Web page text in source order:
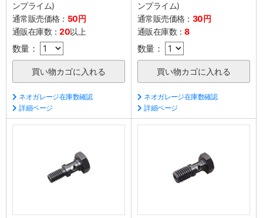
ンプライム)
通常販売価格： 50円
通販在庫数：20以上
数量：
ネオガレージ在庫数確認
詳細ページ
ンプライム)
通常販売価格： 30円
通販在庫数：8
数量：
ネオガレージ在庫数確認
詳細ページ